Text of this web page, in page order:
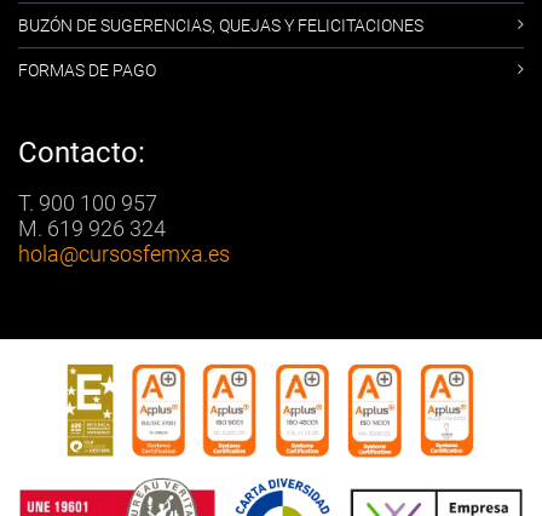
BUZÓN DE SUGERENCIAS, QUEJAS Y FELICITACIONES
FORMAS DE PAGO
Contacto:
T. 900 100 957
M. 619 926 324
hola@cursosfemxa.es